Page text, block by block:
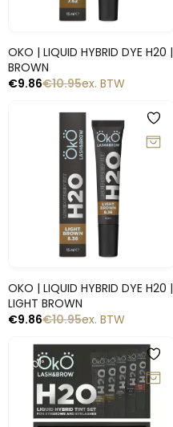
OKO | LIQUID HYBRID DYE H20 |
BROWN
€10.95
€9.86 ex. BTW
OKO | LIQUID HYBRID DYE H20 |
LIGHT BROWN
€10.95
€9.86 ex. BTW
-10%